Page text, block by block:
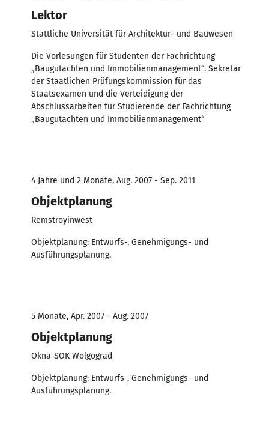
Lektor
Stattliche Universität für Architektur- und Bauwesen
Die Vorlesungen für Studenten der Fachrichtung
„Baugutachten und Immobilienmanagement“. Sekretär
der Staatlichen Prüfungskommission für das
Staatsexamen und die Verteidigung der
Abschlussarbeiten für Studierende der Fachrichtung
„Baugutachten und Immobilienmanagement“
4 Jahre und 2 Monate, Aug. 2007 - Sep. 2011
Objektplanung
Remstroyinwest
Objektplanung: Entwurfs-, Genehmigungs- und
Ausführungsplanung.
5 Monate, Apr. 2007 - Aug. 2007
Objektplanung
Okna-SOK Wolgograd
Objektplanung: Entwurfs-, Genehmigungs- und
Ausführungsplanung.